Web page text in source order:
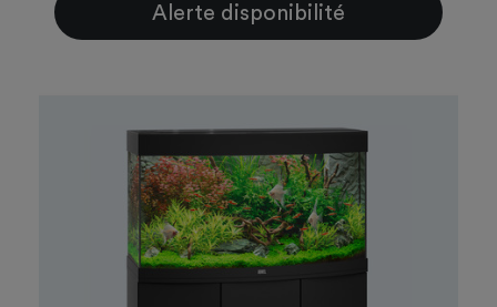
Alerte disponibilité